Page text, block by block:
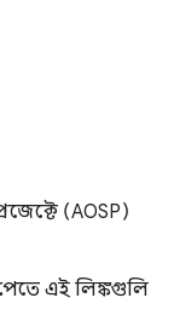
(AOSP)
এই লিঙ্কগুলি